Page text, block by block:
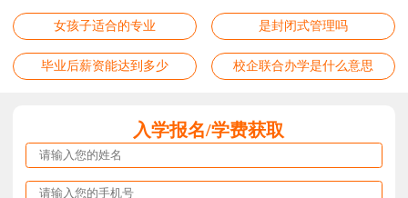
女孩子适合的专业 是封闭式管理吗
毕业后薪资能达到多少 校企联合办学是什么意思
入学报名/学费获取